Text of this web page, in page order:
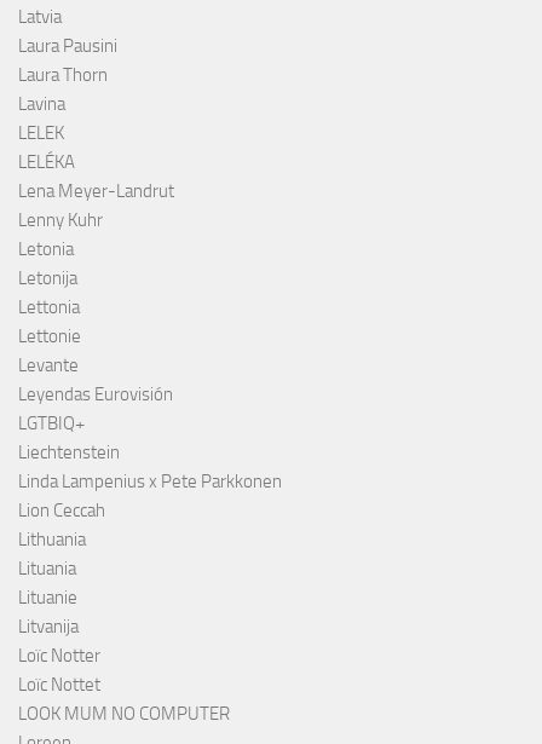
Latvia
Laura Pausini
Laura Thorn
Lavina
LELEK
LELÉKA
Lena Meyer-Landrut
Lenny Kuhr
Letonia
Letonija
Lettonia
Lettonie
Levante
Leyendas Eurovisión
LGTBIQ+
Liechtenstein
Linda Lampenius x Pete Parkkonen
Lion Ceccah
Lithuania
Lituania
Lituanie
Litvanija
Loïc Notter
Loïc Nottet
LOOK MUM NO COMPUTER